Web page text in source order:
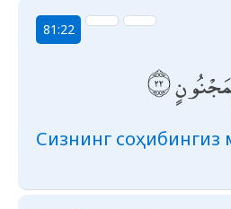
81:22
Сизнинг соҳибингиз